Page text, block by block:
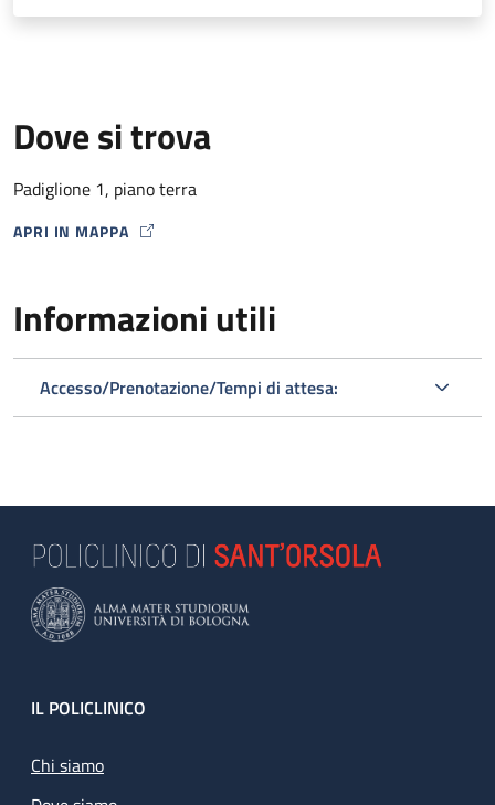
Dove si trova
Padiglione 1, piano terra
APRI IN MAPPA
MAP ICON
Informazioni utili
Accesso/Prenotazione/Tempi di attesa:
Footer
IL POLICLINICO
Chi siamo